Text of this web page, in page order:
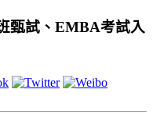
甄試、EMBA考試入